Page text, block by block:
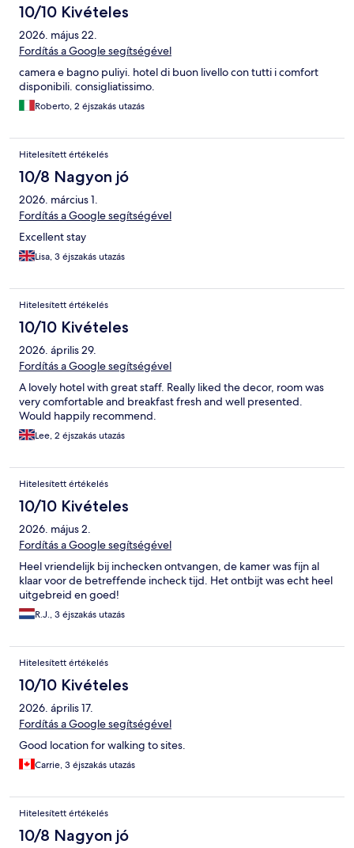
10/10 Kivételes
2026. május 22.
Fordítás a Google segítségével
camera e bagno puliyi. hotel di buon livello con tutti i comfort
disponibili. consigliatissimo.
Roberto, 2 éjszakás utazás
Hitelesített értékelés
10/8 Nagyon jó
2026. március 1.
Fordítás a Google segítségével
Excellent stay
Lisa, 3 éjszakás utazás
Hitelesített értékelés
10/10 Kivételes
2026. április 29.
Fordítás a Google segítségével
A lovely hotel with great staff. Really liked the decor, room was
very comfortable and breakfast fresh and well presented.
Would happily recommend.
Lee, 2 éjszakás utazás
Hitelesített értékelés
10/10 Kivételes
2026. május 2.
Fordítás a Google segítségével
Heel vriendelijk bij inchecken ontvangen, de kamer was fijn al
klaar voor de betreffende incheck tijd. Het ontbijt was echt heel
uitgebreid en goed!
R.J., 3 éjszakás utazás
Hitelesített értékelés
10/10 Kivételes
2026. április 17.
Fordítás a Google segítségével
Good location for walking to sites.
Carrie, 3 éjszakás utazás
Hitelesített értékelés
10/8 Nagyon jó